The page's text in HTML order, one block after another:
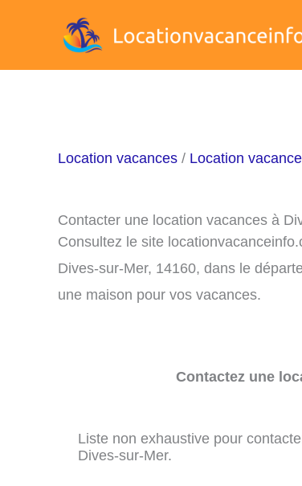
Location vacances / Location
Contacter une location vacances à
Consultez le site
Dives-sur-Mer, 14160, dans le
une maison pour vos vacances.
Contactez une
Liste non exhaustive pour
Dives-sur-Mer.